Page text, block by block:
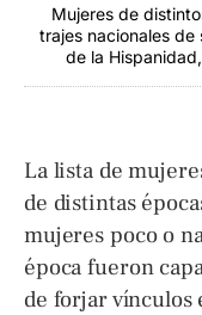
Mujeres de
trajes nacionales de
de la
La lista de
de distintas
mujeres poco o
época fueron
de forjar vínculos